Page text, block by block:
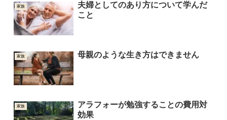
家族
夫婦としてのあり方について学んだ
こと
家族 母親のような生き方はできません
家族
アラフォーが勉強することの費用対
効果